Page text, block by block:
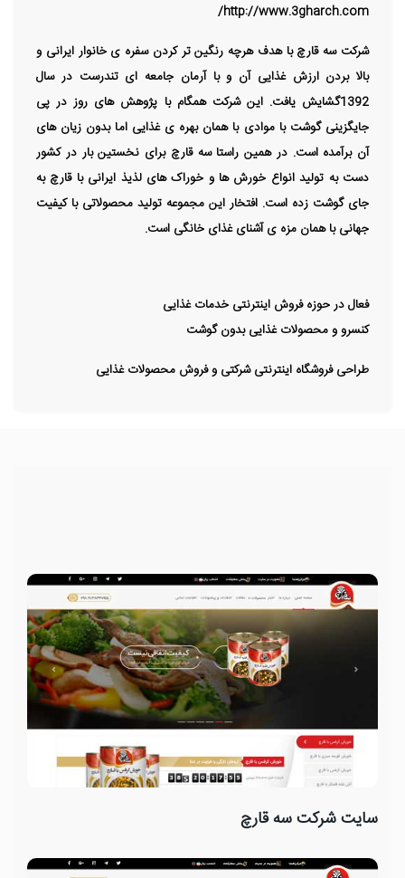
http://www.3gharch.com/
شرکت سه قارچ با هدف هرچه رنگین تر کردن سفره ی خانوار ایرانی و
بالا بردن ارزش غذایی آن و با آرمان جامعه ای تندرست در سال
1392گشایش یافت. این شرکت همگام با پژوهش های روز در پی
جایگزینی گوشت با موادی با همان بهره ی غذایی اما بدون زیان های
آن برآمده است. در همین راستا سه قارچ برای نخستین بار در کشور
دست به تولید انواع خورش ها و خوراک های لذیذ ایرانی با قارچ به
جای گوشت زده است. افتخار این مجموعه تولید محصولاتی با کیفیت
جهانی با همان مزه ی آشنای غذای خانگی است.
فعال در حوزه فروش اینترنتی خدمات غذایی
کنسرو و محصولات غذایی بدون گوشت
طراحی فروشگاه اینترنتی شرکتی و فروش محصولات غذایی
سایت شرکت سه قارچ